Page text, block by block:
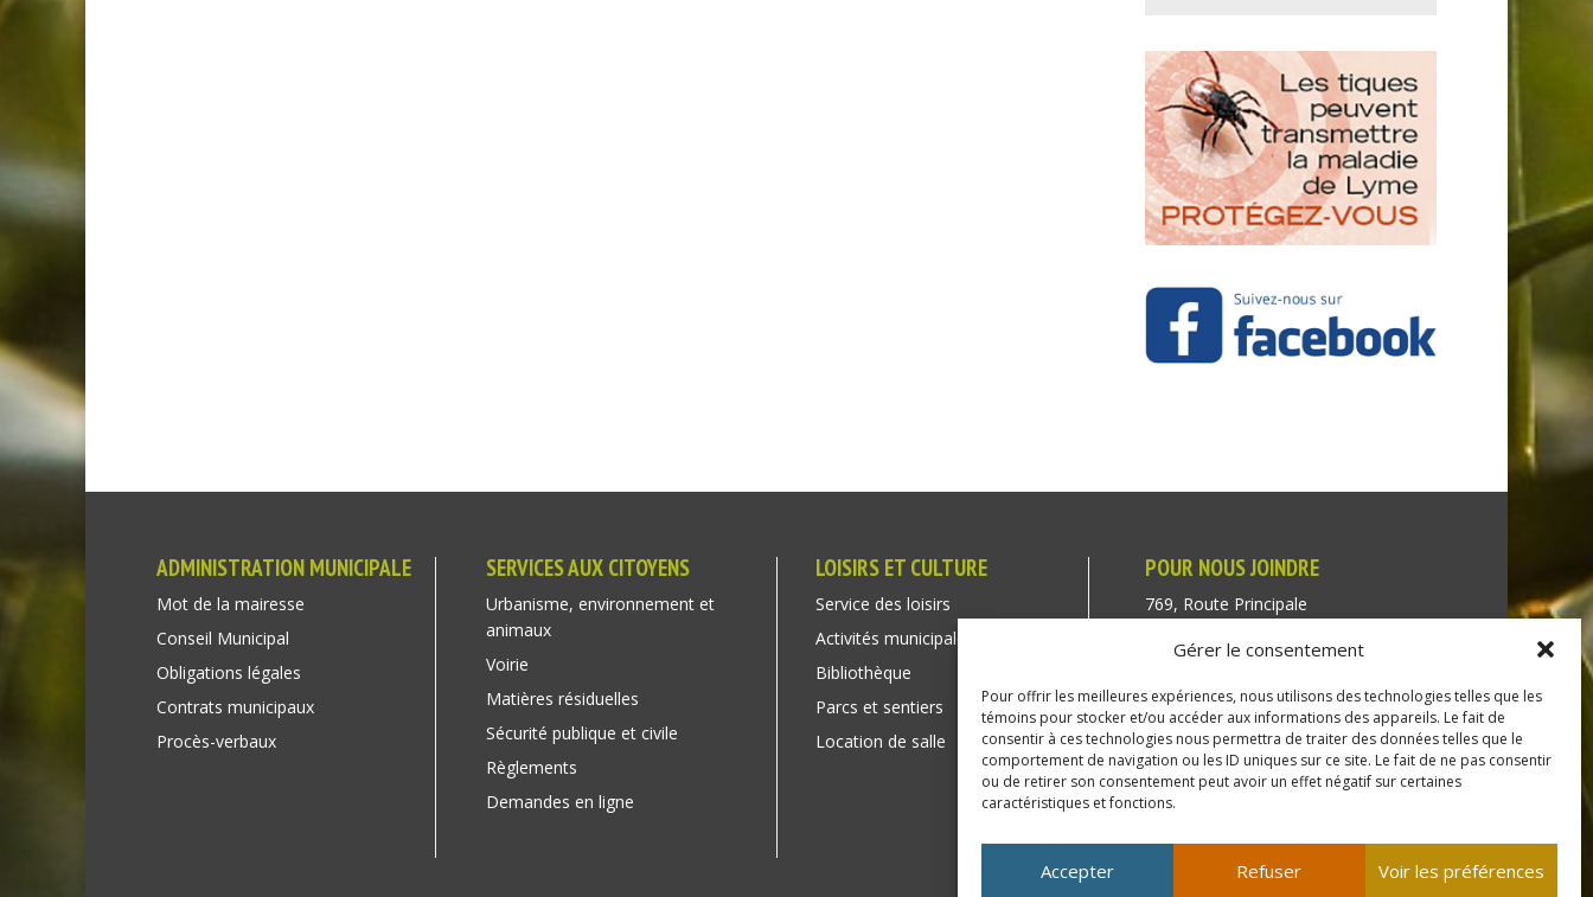
Gérer le consentement
Pour offrir les meilleures expériences, nous utilisons des technologies telles que les
témoins pour stocker et/ou accéder aux informations des appareils. Le fait de
consentir à ces technologies nous permettra de traiter des données telles que le
comportement de navigation ou les ID uniques sur ce site. Le fait de ne pas consentir
ou de retirer son consentement peut avoir un effet négatif sur certaines
caractéristiques et fonctions.
Accepter Refuser Voir les préférences
ADMINISTRATION MUNICIPALE
Mot de la mairesse
Conseil Municipal
Obligations légales
Contrats municipaux
Procès-verbaux
SERVICES AUX CITOYENS
Urbanisme, environnement et
animaux
Voirie
Matières résiduelles
Sécurité publique et civile
Règlements
Demandes en ligne
LOISIRS ET CULTURE
Service des loisirs
Activités municipales
Bibliothèque
Parcs et sentiers
Location de salle
POUR NOUS JOINDRE
769, Route Principale
Québec J0P 1P1
Téléphone : (450) 451-5203
Direction générale :
dir@tressaintredempteur.ca
Administration générale :
recep@tressaintredempteur.ca